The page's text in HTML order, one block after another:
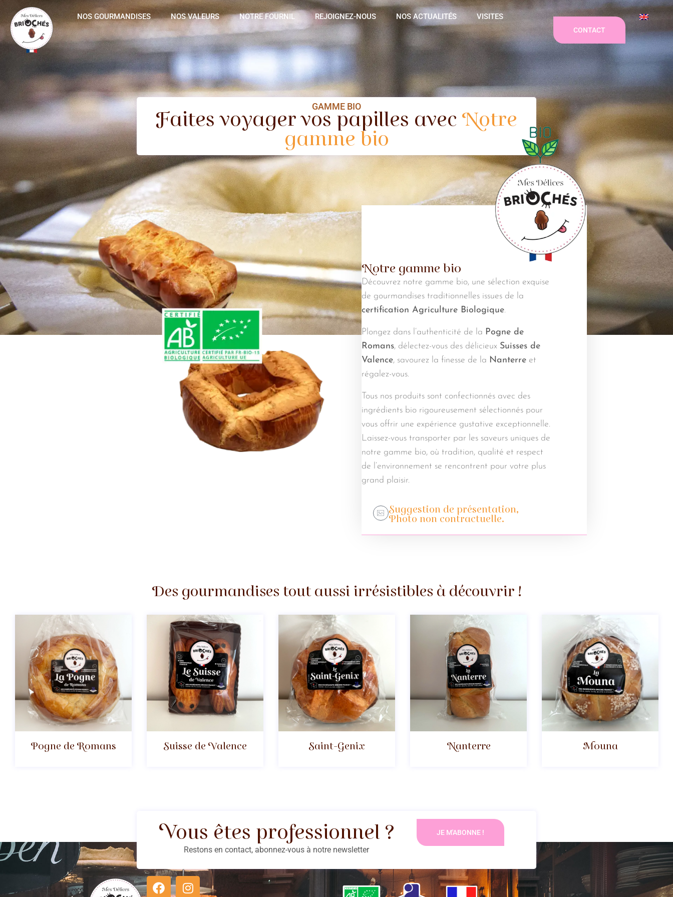
NOS GOURMANDISES NOS VALEURS NOTRE FOURNIL REJOIGNEZ-NOUS NOS ACTUALITÉS VISITES
CONTACT
GAMME BIO
Faites voyager vos papilles avec Notre
gamme bio
Notre gamme bio
Découvrez notre gamme bio, une sélection exquise
de gourmandises traditionnelles issues de la
certification Agriculture Biologique.
Plongez dans l’authenticité de la Pogne de
Romans, délectez-vous des délicieux Suisses de
Valence, savourez la finesse de la Nanterre et
régalez-vous.
Tous nos produits sont confectionnés avec des
ingrédients bio rigoureusement sélectionnés pour
vous offrir une expérience gustative exceptionnelle.
Laissez-vous transporter par les saveurs uniques de
notre gamme bio, où tradition, qualité et respect
de l’environnement se rencontrent pour votre plus
grand plaisir.
Suggestion de présentation,
Photo non contractuelle.
Des gourmandises tout aussi irrésistibles à découvrir !
Pogne de Romans Suisse de Valence Saint-Genix Nanterre Mouna
Vous êtes professionnel ?
Restons en contact, abonnez-vous à notre newsletter
JE M'ABONNE !